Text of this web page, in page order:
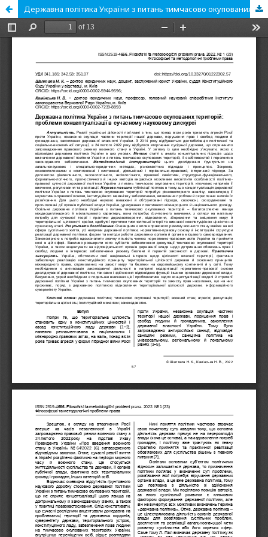
Державна політика України з питань тимчасово окупованих територій: проблеми концептуалізації в сучасному науковому дискурсі